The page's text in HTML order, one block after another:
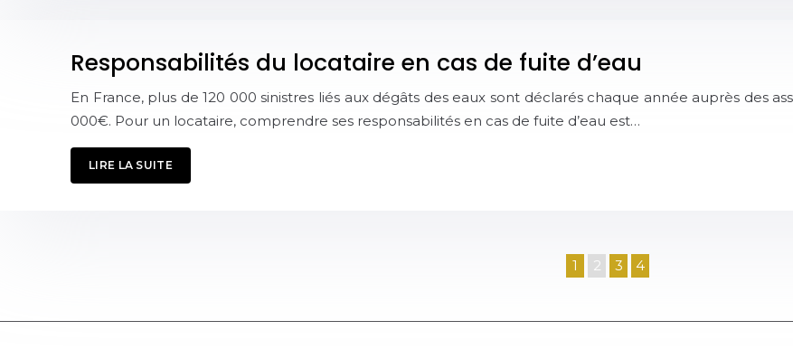
Responsabilités du locataire en cas de fuite d’eau
En France, plus de 120 000 sinistres liés aux dégâts des eaux sont déclarés chaque année auprès des
000€. Pour un locataire, comprendre ses responsabilités en cas de fuite d’eau est…
LIRE LA SUITE
1 2 3 4